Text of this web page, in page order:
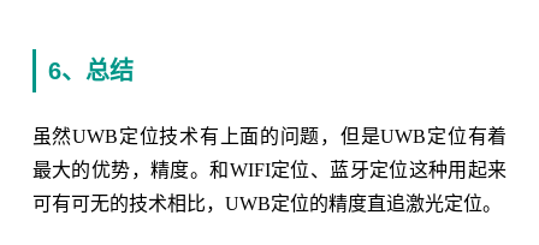
6、总结
虽然UWB定位技术有上面的问题，但是UWB定位有着
最大的优势，精度。和WIFI定位、蓝牙定位这种用起来
可有可无的技术相比，UWB定位的精度直追激光定位。